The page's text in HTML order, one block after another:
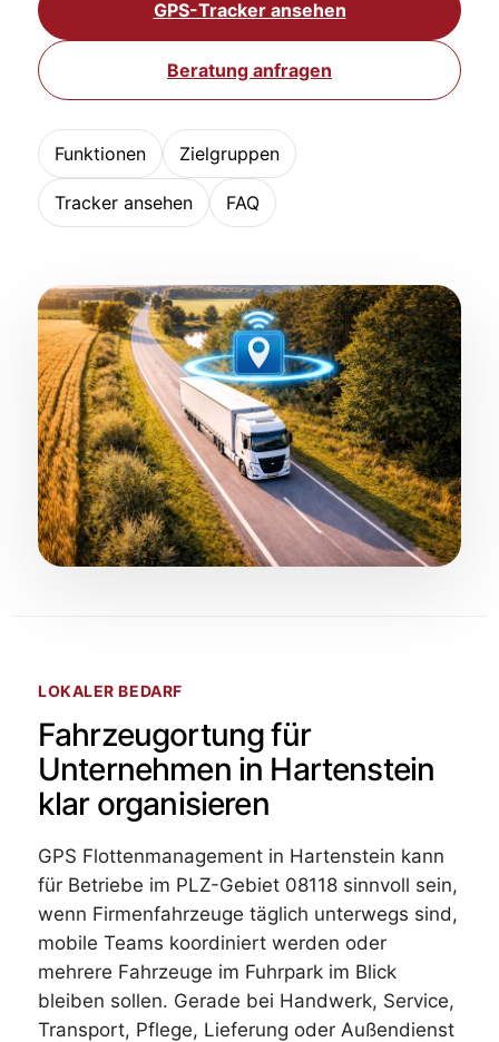
GPS-Tracker ansehen
Beratung anfragen
Funktionen Zielgruppen
Tracker ansehen FAQ
LOKALER BEDARF
Fahrzeugortung für
Unternehmen in Hartenstein
klar organisieren
GPS Flottenmanagement in Hartenstein kann
für Betriebe im PLZ-Gebiet 08118 sinnvoll sein,
wenn Firmenfahrzeuge täglich unterwegs sind,
mobile Teams koordiniert werden oder
mehrere Fahrzeuge im Fuhrpark im Blick
bleiben sollen. Gerade bei Handwerk, Service,
Transport, Pflege, Lieferung oder Außendienst